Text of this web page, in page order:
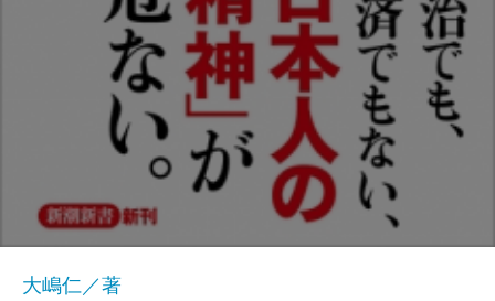
大嶋仁／著